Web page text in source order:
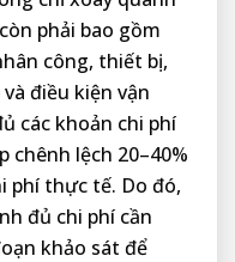
phải bao gồm
công, thiết bị,
điều kiện vận
các khoản chi phí
chênh lệch 20–40%
phí thực tế. Do đó,
đủ chi phí cần
khảo sát để